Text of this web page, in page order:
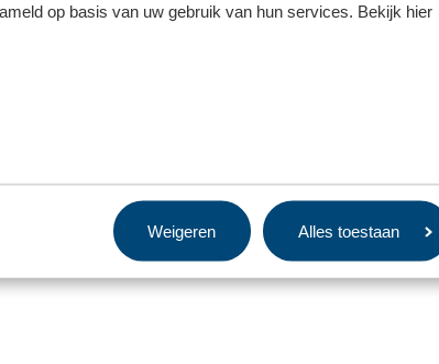
op basis van uw gebruik van hun services. Bekijk hier
Weigeren Alles toestaan